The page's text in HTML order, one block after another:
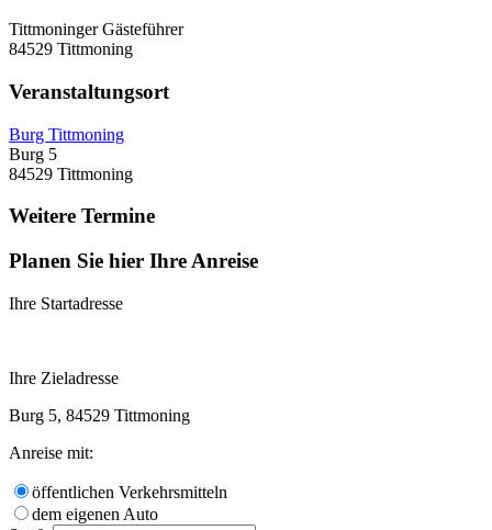
Tittmoninger Gästeführer
84529 Tittmoning
Veranstaltungsort
Burg Tittmoning
Burg 5
84529 Tittmoning
Weitere Termine
Planen Sie hier Ihre Anreise
Ihre Startadresse
Ihre Zieladresse
Burg 5, 84529 Tittmoning
Anreise mit:
öffentlichen Verkehrsmitteln
dem eigenen Auto